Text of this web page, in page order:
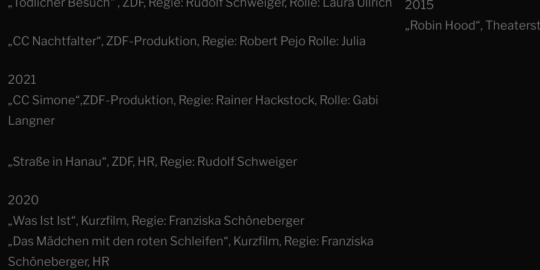
„CC Nachtfalter“, ZDF-Produktion, Regie: Robert Pejo Rolle: Julia
2021
„CC Simone“,ZDF-Produktion, Regie: Rainer Hackstock, Rolle: Gabi
Langner
„Straße in Hanau“, ZDF, HR, Regie: Rudolf Schweiger
2020
„Was Ist Ist“, Kurzfilm, Regie: Franziska Schöneberger
„Das Mädchen mit den roten Schleifen“, Kurzfilm, Regie: Franziska
Schöneberger, HR
2015
„Robin Hood“,